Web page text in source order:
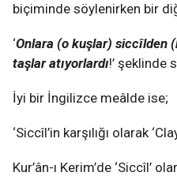
biçiminde söylenirken bir
‘Onlara (o kuşlar) siccîlden
taşlar atıyorlardı!’ şeklinde
İyi bir İngilizce meâlde ise;
‘Siccîl’in karşılığı olarak
Kur’ân-ı Kerim’de ‘Siccîl’